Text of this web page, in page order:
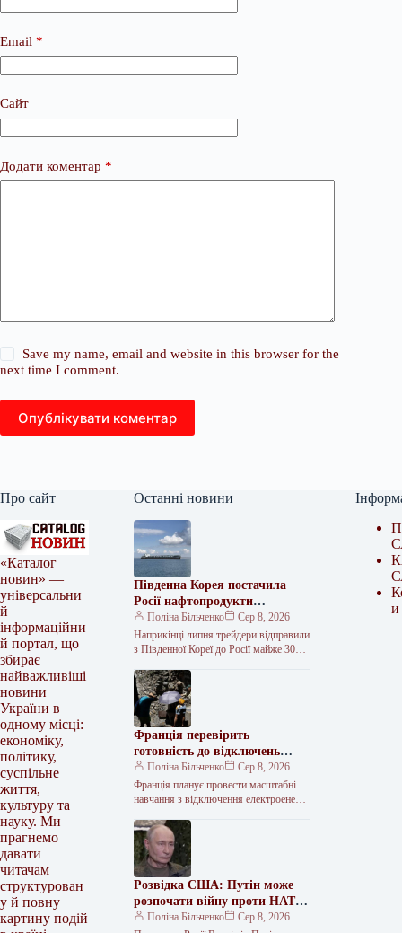
Email *
Сайт
Додати коментар *
Save my name, email and website in this browser for the
next time I comment.
Опублікувати коментар
Про сайт
«Каталог
новин» —
універсальни
й
інформаційни
й портал, що
збирає
найважливіші
новини
України в
одному місці:
економіку,
політику,
суспільне
життя,
культуру та
науку. Ми
прагнемо
давати
читачам
структурован
у й повну
картину подій
Останні новини
Південна Корея постачила
Росії нафтопродукти
наприкінці липня
Поліна Більченко
Сер 8, 2026
Наприкінці липня трейдери відправили
з Південної Кореї до Росії майже 30
йдеться про дизельне та авіаційне…
Франція перевірить
готовність до відключень
світла
Поліна Більченко
Сер 8, 2026
Франція планує провести масштабні
навчання з відключення електроенергії
країни до надзвичайних ситуацій. Як
повідомляє…
Розвідка США: Путін може
розпочати війну проти НАТО
вже під час агресії проти
Поліна Більченко
Сер 8, 2026
и